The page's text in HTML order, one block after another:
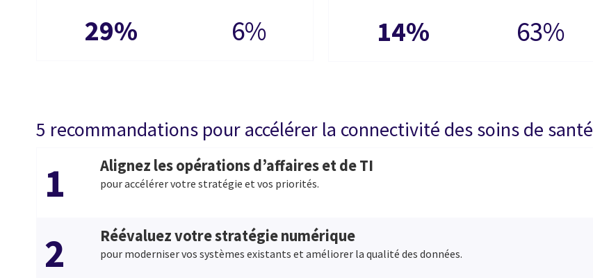
29% 6% 14% 63%
5 recommandations pour accélérer la connectivité des soins de santé
1 Alignez les opérations d’affaires et de TI
pour accélérer votre stratégie et vos priorités.
2 Réévaluez votre stratégie numérique
pour moderniser vos systèmes existants et améliorer la qualité des données.